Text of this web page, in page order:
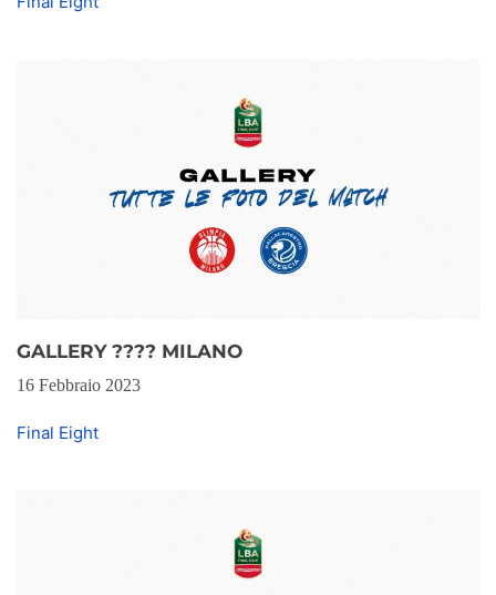
GALLERY ???? MILANO
16 Febbraio 2023
Final Eight